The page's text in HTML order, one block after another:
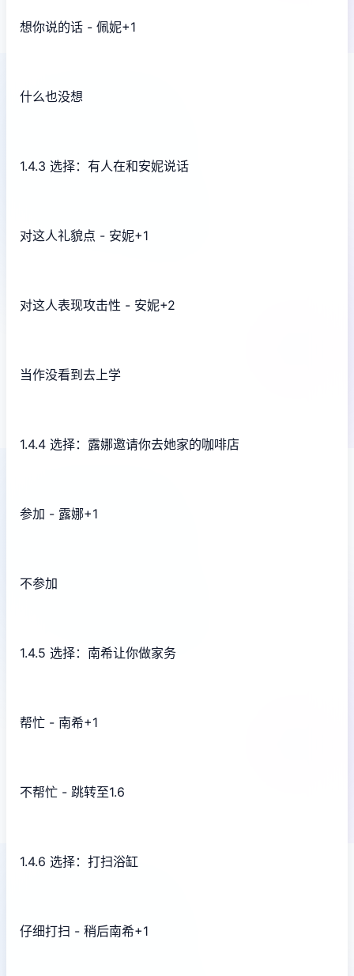
想你说的话 - 佩妮+1
什么也没想
1.4.3 选择：有人在和安妮说话
对这人礼貌点 - 安妮+1
对这人表现攻击性 - 安妮+2
当作没看到去上学
1.4.4 选择：露娜邀请你去她家的咖啡店
参加 - 露娜+1
不参加
1.4.5 选择：南希让你做家务
帮忙 - 南希+1
不帮忙 - 跳转至1.6
1.4.6 选择：打扫浴缸
仔细打扫 - 稍后南希+1